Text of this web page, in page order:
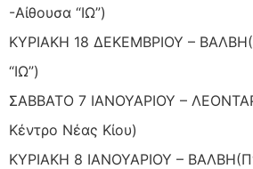
-Αίθουσα “ΙΩ”)
ΚΥΡΙΑΚΗ 18 ΔΕΚΕΜΒΡΙΟΥ –
“ΙΩ”)
ΣΑΒΒΑΤΟ 7 ΙΑΝΟΥΑΡΙΟΥ –
Κέντρο Νέας Κίου)
ΚΥΡΙΑΚΗ 8 ΙΑΝΟΥΑΡΙΟΥ –